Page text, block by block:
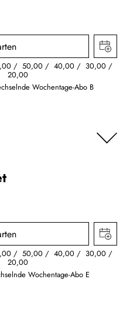
50,00 40,00 30,00
20,00
Wochentage-Abo B
50,00 40,00 30,00
20,00
Wochentage-Abo E